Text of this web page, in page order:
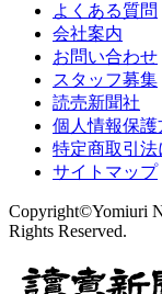
よくある質問
会社案内
お問い合わせ
スタッフ募集
読売新聞社
個人情報保護
特定商取引
サイトマップ
Copyright©Yomiuri
Rights Reserved.